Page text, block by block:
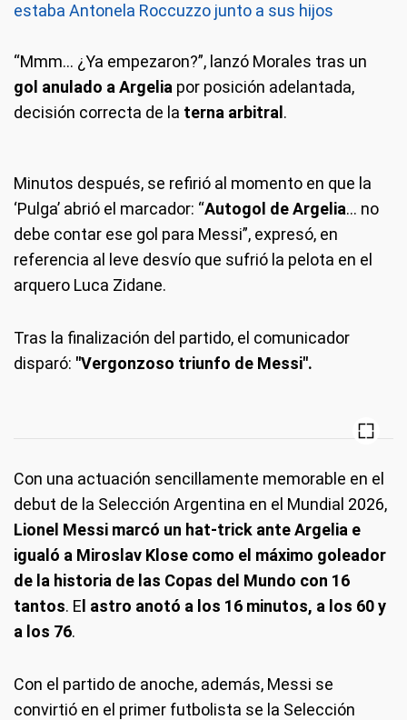
estaba Antonela Roccuzzo junto a sus hijos
“Mmm... ¿Ya empezaron?”, lanzó Morales tras un
gol anulado a Argelia por posición adelantada,
decisión correcta de la terna arbitral .
Minutos después, se refirió al momento en que la
‘Pulga’ abrió el marcador: “Autogol de Argelia... no
debe contar ese gol para Messi”, expresó, en
referencia al leve desvío que sufrió la pelota en el
arquero Luca Zidane.
Tras la finalización del partido, el comunicador
disparó: "Vergonzoso triunfo de Messi".
Con una actuación sencillamente memorable en el
debut de la Selección Argentina en el Mundial 2026,
Lionel Messi marcó un hat-trick ante Argelia e
igualó a Miroslav Klose como el máximo goleador
de la historia de las Copas del Mundo con 16
tantos. E l astro anotó a los 16 minutos, a los 60 y
a los 76.
Con el partido de anoche, además, Messi se
convirtió en el primer futbolista se la Selección